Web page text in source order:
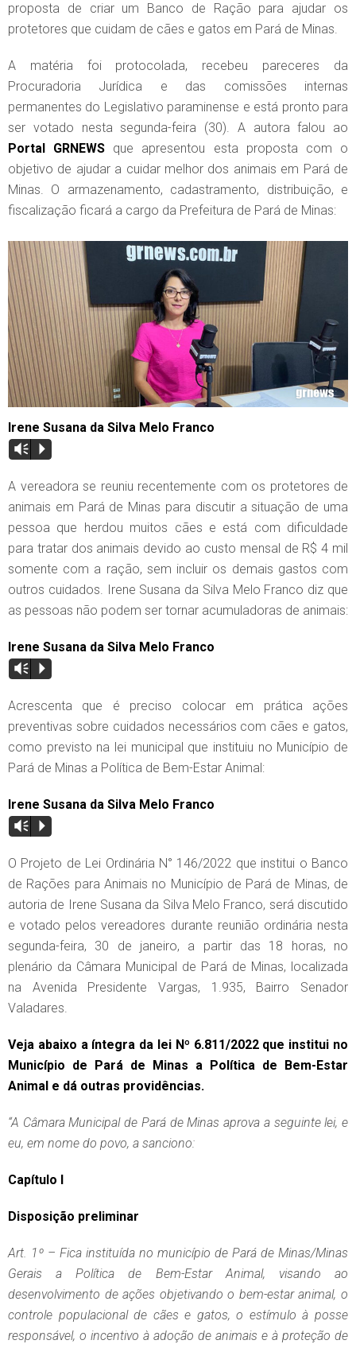
proposta de criar um Banco de Ração para ajudar os
protetores que cuidam de cães e gatos em Pará de Minas.
A matéria foi protocolada, recebeu pareceres da
Procuradoria Jurídica e das comissões internas
permanentes do Legislativo paraminense e está pronto para
ser votado nesta segunda-feira (30). A autora falou ao
Portal GRNEWS que apresentou esta proposta com o
objetivo de ajudar a cuidar melhor dos animais em Pará de
Minas. O armazenamento, cadastramento, distribuição, e
fiscalização ficará a cargo da Prefeitura de Pará de Minas:
Irene Susana da Silva Melo Franco
Vm P
A vereadora se reuniu recentemente com os protetores de
animais em Pará de Minas para discutir a situação de uma
pessoa que herdou muitos cães e está com dificuldade
para tratar dos animais devido ao custo mensal de R$ 4 mil
somente com a ração, sem incluir os demais gastos com
outros cuidados. Irene Susana da Silva Melo Franco diz que
as pessoas não podem ser tornar acumuladoras de animais:
Irene Susana da Silva Melo Franco
Vm P
Acrescenta que é preciso colocar em prática ações
preventivas sobre cuidados necessários com cães e gatos,
como previsto na lei municipal que instituiu no Município de
Pará de Minas a Política de Bem-Estar Animal:
Irene Susana da Silva Melo Franco
Vm P
O Projeto de Lei Ordinária N° 146/2022 que institui o Banco
de Rações para Animais no Município de Pará de Minas, de
autoria de Irene Susana da Silva Melo Franco, será discutido
e votado pelos vereadores durante reunião ordinária nesta
segunda-feira, 30 de janeiro, a partir das 18 horas, no
plenário da Câmara Municipal de Pará de Minas, localizada
na Avenida Presidente Vargas, 1.935, Bairro Senador
Valadares.
Veja abaixo a íntegra da lei Nº 6.811/2022 que institui no
Município de Pará de Minas a Política de Bem-Estar
Animal e dá outras providências.
“A Câmara Municipal de Pará de Minas aprova a seguinte lei, e
eu, em nome do povo, a sanciono:
Capítulo I
Disposição preliminar
Art. 1º – Fica instituída no município de Pará de Minas/Minas
Gerais a Política de Bem-Estar Animal, visando ao
desenvolvimento de ações objetivando o bem-estar animal, o
controle populacional de cães e gatos, o estímulo à posse
responsável, o incentivo à adoção de animais e à proteção de